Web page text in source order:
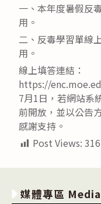
一、本年度暑假反
用。
二、反毒學習單線
用。
線上填答連結：
https://
7月1日，若網站系
前開放，並以公告
感謝支持。
Post Views: 316
媒體專區 Media